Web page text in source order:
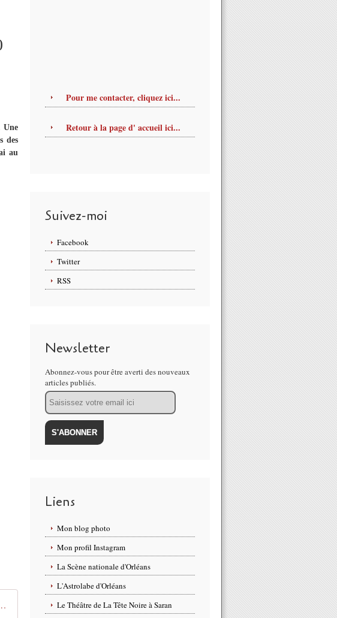
Une
des
au
vivons notre ville !
Pour me contacter, cliquez ici...
Retour à la page d' accueil ici...
Suivez-moi
Facebook
Twitter
RSS
Newsletter
Abonnez-vous pour être averti des nouveaux
articles publiés.
Email
Liens
Mon blog photo
Mon profil Instagram
La Scène nationale d'Orléans
L'Astrolabe d'Orléans
Le Théâtre de La Tête Noire à Saran